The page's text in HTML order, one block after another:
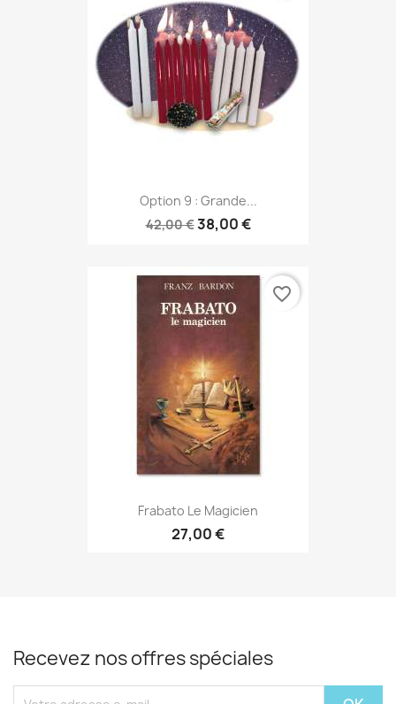
Option 9 : Grande...
42,00 €38,00 €
Frabato Le Magicien
27,00 €
favorite_border
Recevez nos offres spéciales